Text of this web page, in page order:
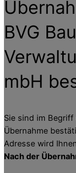
BVG
mbH
Sie sind im
Übernahme
Adresse wird
Nach der